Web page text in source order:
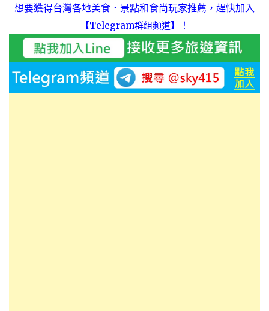
想要獲得台灣各地美食．景點和食尚玩家推薦，趕快加入
【Telegram群組頻道】 ！